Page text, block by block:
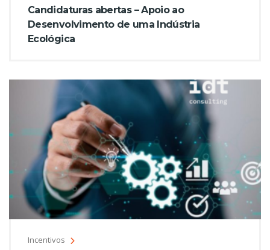
Candidaturas abertas – Apoio ao
Desenvolvimento de uma Indústria
Ecológica
Incentivos